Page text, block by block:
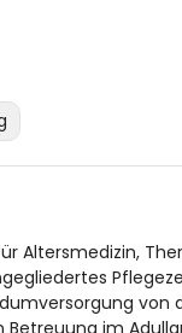
von